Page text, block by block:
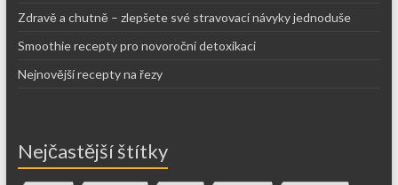
Zdravě a chutně – zlepšete své stravovací návyky jednoduše
Smoothie recepty pro novoroční detoxikaci
Nejnovější recepty na řezy
Nejčastější štítky